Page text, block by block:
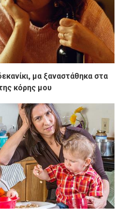
μα ξαναστάθηκα στα
κόρης μου